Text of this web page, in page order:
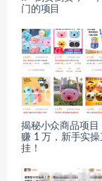
门的项目
揭秘小众商品项目
赚 1 万，新手实操
挂！